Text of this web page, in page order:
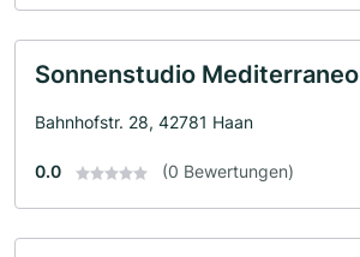
Sonnenstudio Mediterraneo
Bahnhofstr. 28, 42781 Haan
0.0 (0 Bewertungen)